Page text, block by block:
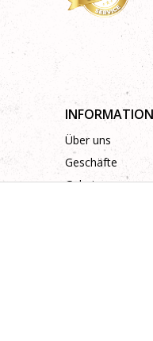
Über uns
Geschäfte
Galerie
Alle auf der